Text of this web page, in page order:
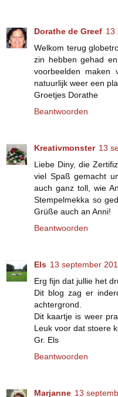
Dorathe de Greef 13
Welkom terug
zin hebben gehad
voorbeelden
natuurlijk weer een
Groetjes Dorathe
Beantwoorden
Kreativmonster 13
Liebe Diny, die
viel Spaß gemacht
auch ganz toll, wie
Stempelmekka so
Grüße auch an Anni!
Beantwoorden
Els 13 september
Erg fijn dat jullie het
Dit blog zag er
achtergrond.
Dit kaartje is weer
Leuk voor dat stoere
Gr. Els
Beantwoorden
Marjanne 13